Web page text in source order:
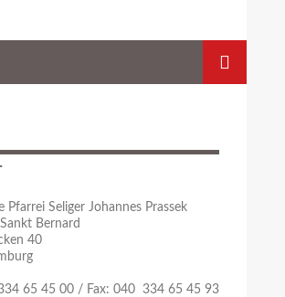
Pfarrei Seliger Johannes Prassek
Bernard
40
65 45 00 / Fax: 040 334 65 45 93